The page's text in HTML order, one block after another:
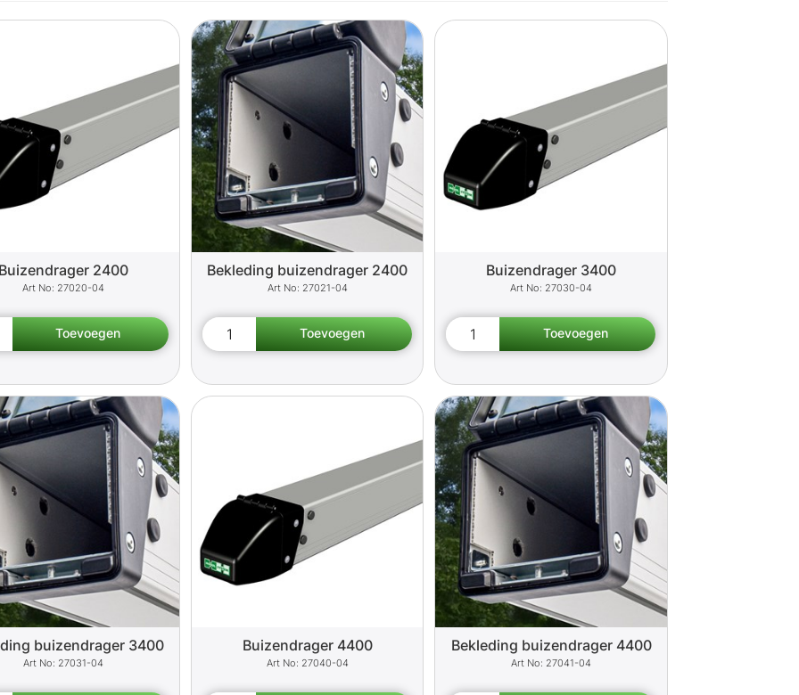
2400
27020-04
Bekleding buizendrager 2400
27021-04
Buizendrager 3400
27030-04
buizendrager 3400
27031-04
Buizendrager 4400
27040-04
Bekleding buizendrager 4400
27041-04